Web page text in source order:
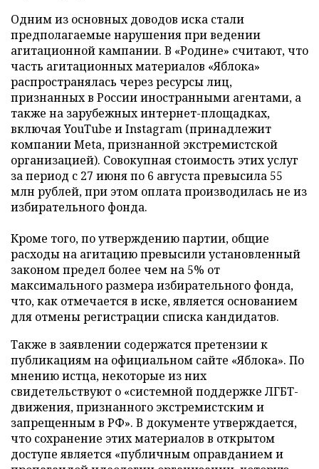
Одним из основных доводов иска стали
предполагаемые нарушения при ведении
агитационной кампании. В «Родине» считают, что
часть агитационных материалов «Яблока»
распространялась через ресурсы лиц,
признанных в России иностранными агентами, а
также на зарубежных интернет-площадках,
включая YouTube и Instagram (принадлежит
компании Meta, признанной экстремистской
организацией). Совокупная стоимость этих услуг
за период с 27 июня по 6 августа превысила 55
млн рублей, при этом оплата производилась не из
избирательного фонда.
Кроме того, по утверждению партии, общие
расходы на агитацию превысили установленный
законом предел более чем на 5% от
максимального размера избирательного фонда,
что, как отмечается в иске, является основанием
для отмены регистрации списка кандидатов.
Также в заявлении содержатся претензии к
публикациям на официальном сайте «Яблока». По
мнению истца, некоторые из них
свидетельствуют о «системной поддержке ЛГБТ-
движения, признанного экстремистским и
запрещенным в РФ». В документе утверждается,
что сохранение этих материалов в открытом
доступе является «публичным оправданием и